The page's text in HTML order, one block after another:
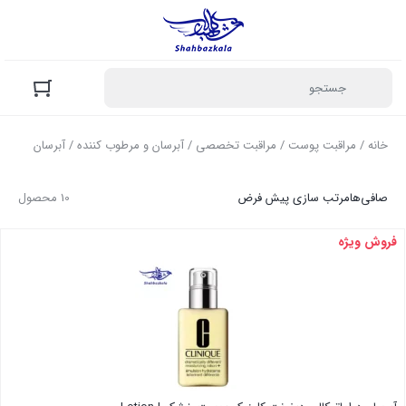
خانه/ مراقبت پوست / مراقبت تخصصی /آبرسان و مرطوب کننده/ آبرسان
10 محصول صافی‌هامرتب سازی پیش فرض
فروش ویژه